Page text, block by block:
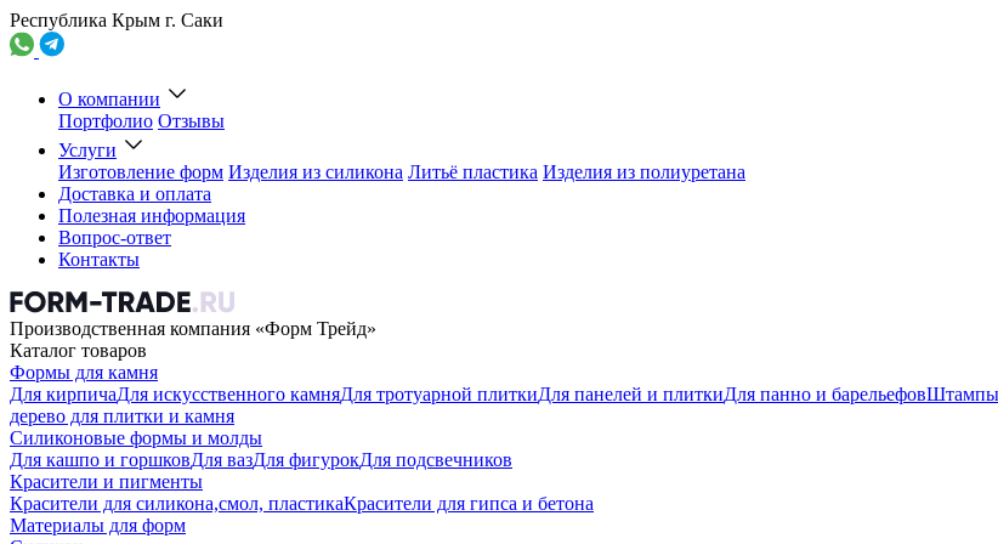
Республика Крым г. Саки
О компании
Портфолио Отзывы
Услуги
Изготовление форм Изделия из силикона Литьё пластика Изделия из полиуретана
Доставка и оплата
Полезная информация
Вопрос-ответ
Контакты
Производственная компания «Форм Трейд»
Каталог товаров
Формы для камня
Для кирпичаДля искусственного камняДля тротуарной плиткиДля панелей и плиткиДля панно и барельефовШтампы
дерево для плитки и камня
Силиконовые формы и молды
Для кашпо и горшковДля вазДля фигурокДля подсвечников
Красители и пигменты
Красители для силикона,смол, пластикаКрасители для гипса и бетона
Материалы для форм